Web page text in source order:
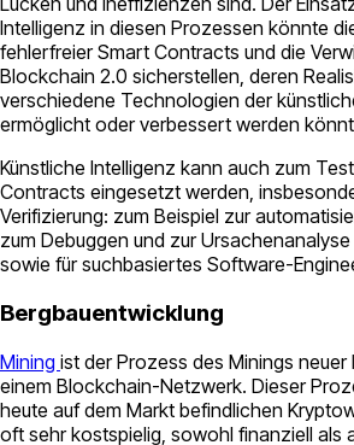
Intelligenz in diesen Prozessen könnte
fehlerfreier Smart Contracts und die
Blockchain 2.0 sicherstellen, deren
verschiedene Technologien der
ermöglicht oder verbessert werden
Künstliche Intelligenz kann auch zum
Contracts eingesetzt werden,
Verifizierung: zum Beispiel zur
zum Debuggen und zur
sowie für suchbasiertes Software-
Bergbauentwicklung
Mining ist der Prozess des Minings
einem Blockchain-Netzwerk. Dieser
heute auf dem Markt befindlichen
oft sehr kostspielig, sowohl finanziell als